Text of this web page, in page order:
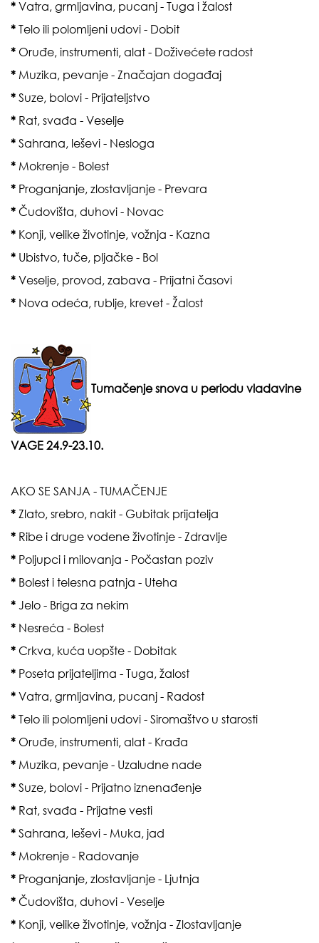
* Vatra, grmljavina, pucanj - Tuga i žalost
* Telo ili polomljeni udovi - Dobit
* Oruđe, instrumenti, alat - Doživećete radost
* Muzika, pevanje - Značajan događaj
* Suze, bolovi - Prijateljstvo
* Rat, svađa - Veselje
* Sahrana, leševi - Nesloga
* Mokrenje - Bolest
* Proganjanje, zlostavljanje - Prevara
* Čudovišta, duhovi - Novac
* Konji, velike životinje, vožnja - Kazna
* Ubistvo, tuče, pljačke - Bol
* Veselje, provod, zabava - Prijatni časovi
* Nova odeća, rublje, krevet - Žalost
Tumačenje snova u periodu vladavine
VAGE 24.9-23.10.
AKO SE SANJA - TUMAČENJE
* Zlato, srebro, nakit - Gubitak prijatelja
* Ribe i druge vodene životinje - Zdravlje
* Poljupci i milovanja - Počastan poziv
* Bolest i telesna patnja - Uteha
* Jelo - Briga za nekim
* Nesreća - Bolest
* Crkva, kuća uopšte - Dobitak
* Poseta prijateljima - Tuga, žalost
* Vatra, grmljavina, pucanj - Radost
* Telo ili polomljeni udovi - Siromaštvo u starosti
* Oruđe, instrumenti, alat - Krađa
* Muzika, pevanje - Uzaludne nade
* Suze, bolovi - Prijatno iznenađenje
* Rat, svađa - Prijatne vesti
* Sahrana, leševi - Muka, jad
* Mokrenje - Radovanje
* Proganjanje, zlostavljanje - Ljutnja
* Čudovišta, duhovi - Veselje
* Konji, velike životinje, vožnja - Zlostavljanje